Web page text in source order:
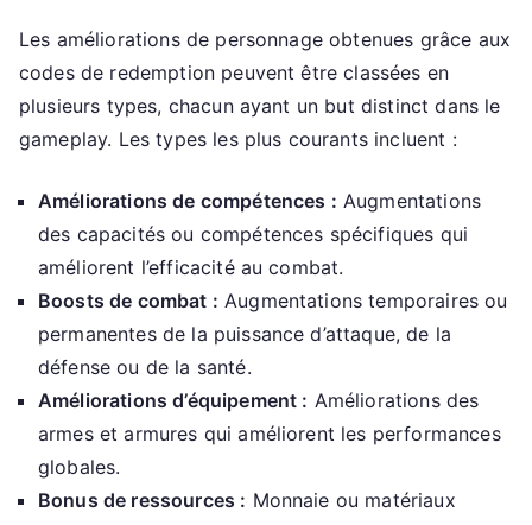
Les améliorations de personnage obtenues grâce aux
codes de redemption peuvent être classées en
plusieurs types, chacun ayant un but distinct dans le
gameplay. Les types les plus courants incluent :
Améliorations de compétences : Augmentations
des capacités ou compétences spécifiques qui
améliorent l’efficacité au combat.
Boosts de combat : Augmentations temporaires ou
permanentes de la puissance d’attaque, de la
défense ou de la santé.
Améliorations d’équipement : Améliorations des
armes et armures qui améliorent les performances
globales.
Bonus de ressources : Monnaie ou matériaux